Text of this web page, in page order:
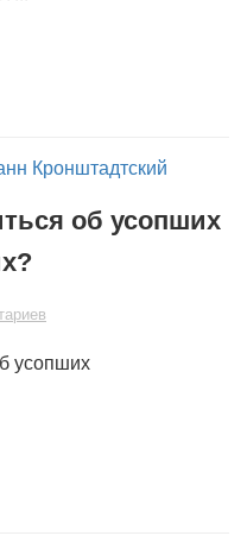
об усопших
усопших